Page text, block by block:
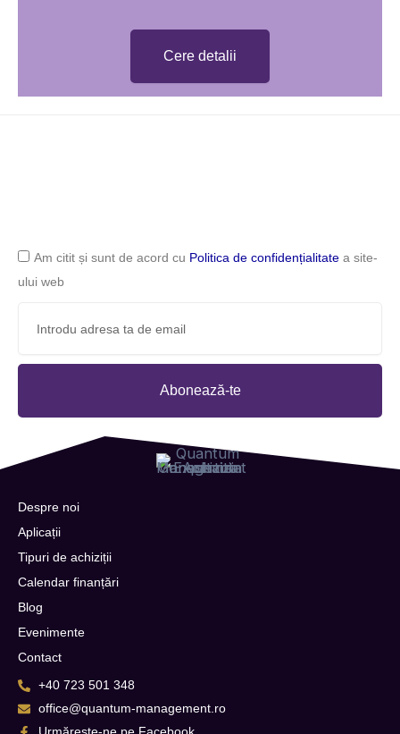
Cere detalii
Am citit și sunt de acord cu Politica de confidențialitate a site-
ului web
Abonează-te
Despre noi
Aplicații
Tipuri de achiziții
Calendar finanțări
Blog
Evenimente
Contact
+40 723 501 348
office@quantum-management.ro